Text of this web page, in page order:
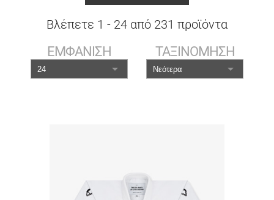
Βλέπετε 1 - 24 από 231 προϊόντα
ΕΜΦΑΝΙΣΗ ΤΑΞΙΝΟΜΗΣΗ